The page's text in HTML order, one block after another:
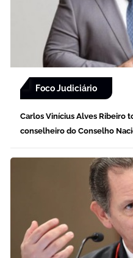
Foco Judiciário
Carlos Vinícius Alves Ribeiro
conselheiro do Conselho